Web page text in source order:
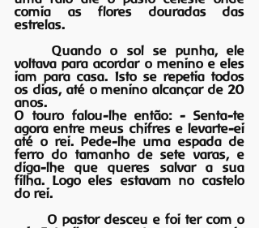
comia as flores douradas das
estrelas.
	Quando o sol se punha, ele
voltava para acordar o menino e eles
iam para casa. Isto se repetia todos
os dias, até o menino alcançar de 20
anos.
O touro falou-lhe então: - Senta-te
agora entre meus chifres e levarte-ei
até o rei. Pede-lhe uma espada de
ferro do tamanho de sete varas, e
diga-lhe que queres salvar a sua
filha. Logo eles estavam no castelo
do rei.